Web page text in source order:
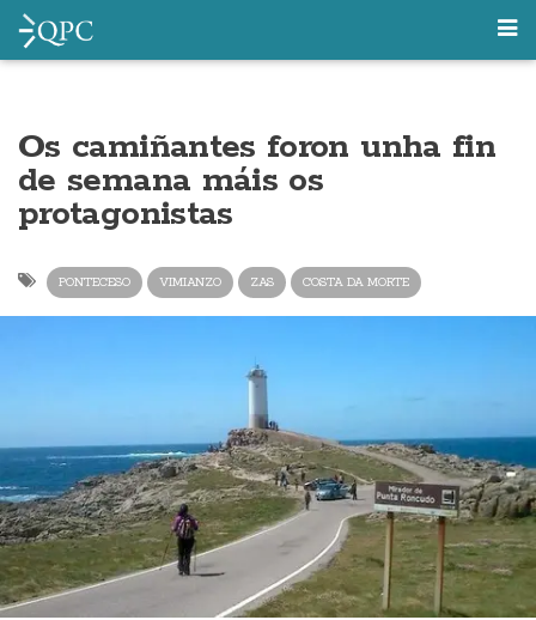
Os camiñantes foron unha fin
de semana máis os
protagonistas
PONTECESO VIMIANZO ZAS COSTA DA MORTE